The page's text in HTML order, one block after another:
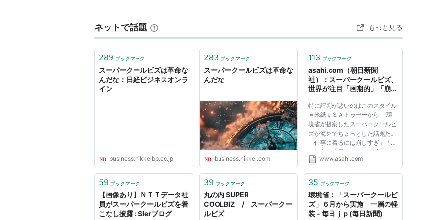
部位 服装
破れていないジーンズ、チノパン
靴 スニーカー
福島第1原発事故に伴う節電対策の一環だという。
松本龍環境相は2011年5月13日の閣議後記者会見で発表。
同省のドレスコード（服装規定）案によると、ノーネクタイとノージャケッ
トが基本だった従来のクールビズ姿に加え、ポロシャツやアロハシャツ、ジ
ーンズ（「破れてだらしないもの」を除く）、スニーカーの着用を新たに認
ネットで話題 もっと見る
289 ブックマーク
スーパークールビズは革命な
んだな：日経ビジネスオンラ
イン
business.nikkeibp.co.jp
283 ブックマーク
スーパークールビズは革命な
んだな
business.nikkei.com
113 ブックマーク
asahi.com（朝日新聞
社）：スーパークールビズ、
世界が注目「画期的」「崩し
特に評判が悪いのはこのスタイル
＝米紙ＵＳＡトゥデーから 環
境省が提案したスーパークールビ
ズが海外でちょっとした話題だ。
「仕事に着るには崩しすぎ」「い
や軽装で節電するという試みが画
期的」と賛否は割れている。
「日本で服装革命が起こるかもし
れない」と東京発で報じた。ア...
www.asahi.com
59 ブックマーク
【画像あり】ＮＴＴデータ社
員がスーパークールビズを着
こなし披露 : SIerブログ
39 ブックマーク
丸の内 SUPER
COOLBIZ / スーパークー
ルビズ
35 ブックマーク
環境省：「スーパークールビ
ズ」６月から実施 一層の軽
装 - 毎日ｊｐ(毎日新聞)